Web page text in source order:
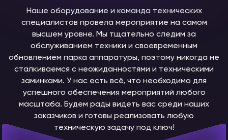
Наше оборудование и команда технических
специалистов провела мероприятие на самом
высшем уровне. Мы тщательно следим за
обслуживанием техники и своевременным
обновлением парка аппаратуры, поэтому никогда не
сталкиваемся с неожиданностями и техническими
заминками. У нас есть всё, что необходимо для
успешного обеспечения мероприятий любого
масштаба. Будем рады видеть вас среди наших
заказчиков и готовы реализовать любую
техническую задачу под ключ!